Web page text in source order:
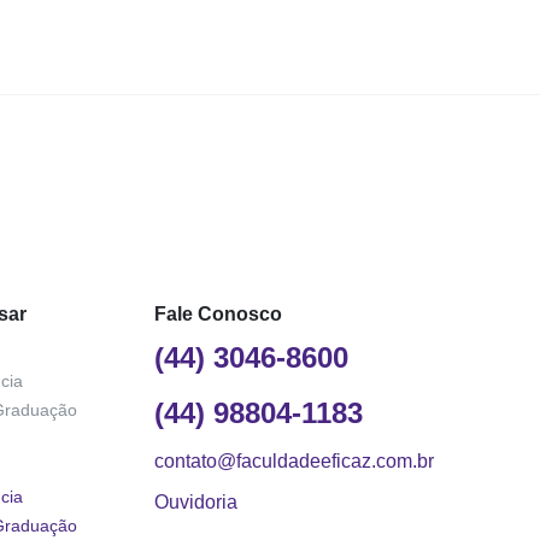
Fale Conosco
(44) 3046-8600
(44) 98804-1183
contato@faculdadeeficaz.com.br
Ouvidoria